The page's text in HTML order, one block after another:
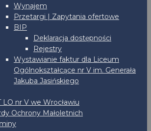
Wynajem
Przetargi | Zapytania ofertowe
BIP
Deklaracja dostępności
Rejestry
Wystawianie faktur dla Liceum
Ogólnokształcące nr V im. Generała
Jakuba Jasińskiego
LO nr V we Wrocławiu
Ochrony Małoletnich